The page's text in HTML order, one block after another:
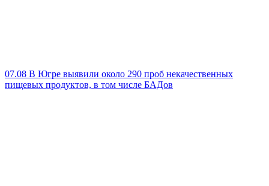
07.08 В Югре выявили около 290 проб некачественных
пищевых продуктов, в том числе БАДов